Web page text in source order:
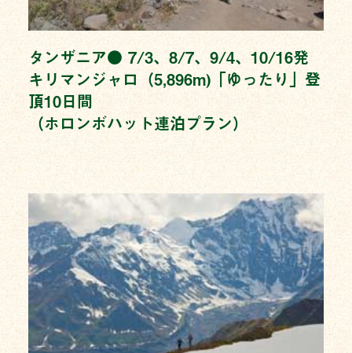
タンザニア● 7/3、8/7、9/4、10/16発
キリマンジャロ（5,896m)「ゆったり」登
頂10日間
（ホロンボハット連泊プラン）